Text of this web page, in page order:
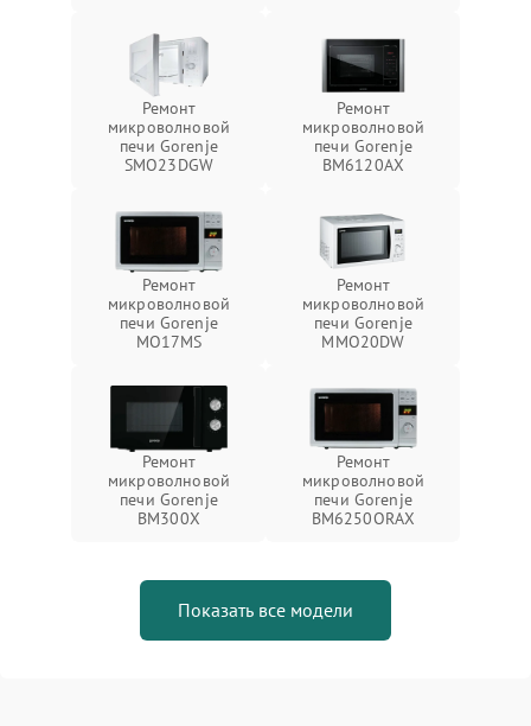
Ремонт
микроволновой
печи Gorenje
SMO23DGW
Ремонт
микроволновой
печи Gorenje
BM6120AX
Ремонт
микроволновой
печи Gorenje
MO17MS
Ремонт
микроволновой
печи Gorenje
MMO20DW
Ремонт
микроволновой
печи Gorenje
BM300X
Ремонт
микроволновой
печи Gorenje
BM6250ORAX
Показать все модели